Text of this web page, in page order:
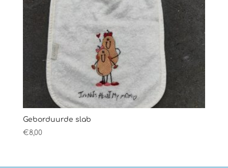
Geborduurde slab
€8,00